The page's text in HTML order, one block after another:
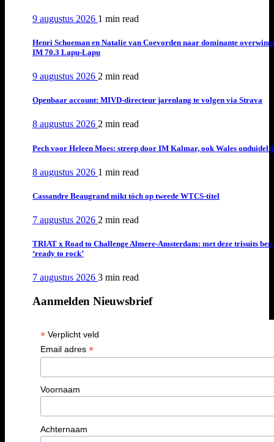
9 augustus 2026 1 min read
Henri Schoeman en Natalie van Coevorden naar dominante
IM 70.3 Lapu-Lapu
9 augustus 2026 2 min read
Openbaar account: MIVD-directeur jarenlang te volgen via Strava
8 augustus 2026 2 min read
Pech voor Heleen Moes: streep door IM Kalmar, ook Wales
8 augustus 2026 1 min read
Cassandre Beaugrand mikt tóch op tweede WTCS-titel
7 augustus 2026 2 min read
TRIAT x Road to Challenge Almere-Amsterdam: met deze trisuits ben
‘ready to rock’
7 augustus 2026 3 min read
Aanmelden Nieuwsbrief
*Verplicht veld
Email adres *
Voornaam
Achternaam